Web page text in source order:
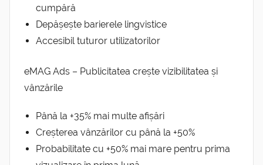
cumpără
Depășește barierele lingvistice
Accesibil tuturor utilizatorilor
eMAG Ads – Publicitatea crește vizibilitatea și
vânzările
Până la +35% mai multe afișări
Creșterea vânzărilor cu până la +50%
Probabilitate cu +50% mai mare pentru prima